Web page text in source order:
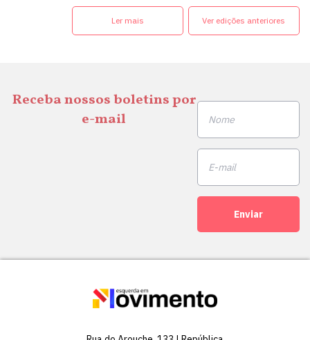
Ler mais Ver edições anteriores
Receba nossos boletins por
e-mail
Enviar